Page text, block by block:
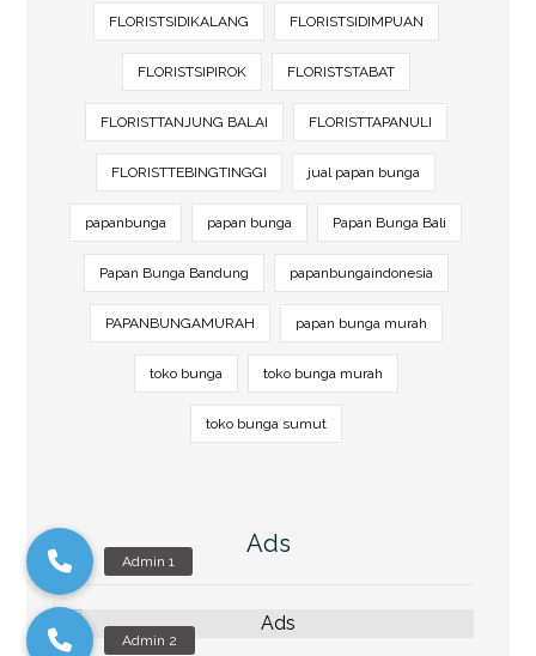
FLORISTSIDIKALANG FLORISTSIDIMPUAN
FLORISTSIPIROK FLORISTSTABAT
FLORISTTANJUNG BALAI FLORISTTAPANULI
FLORISTTEBINGTINGGI jual papan bunga
papanbunga papan bunga Papan Bunga Bali
Papan Bunga Bandung papanbungaindonesia
PAPANBUNGAMURAH papan bunga murah
toko bunga toko bunga murah
toko bunga sumut
Ads